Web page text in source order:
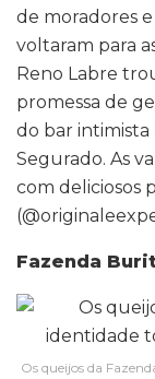
de moradores
voltaram para
Reno Labre
promessa de
do bar intimista
Segurado. As
com deliciosos
Fazenda
Os queijos da